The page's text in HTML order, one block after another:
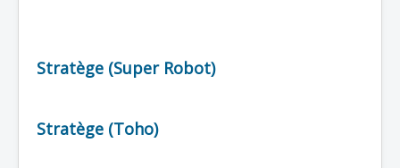
Stratège (Super Robot)
Stratège (Toho)